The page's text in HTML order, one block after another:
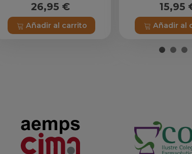
26,95 €
Añadir al carrito
15,95
Añadir al